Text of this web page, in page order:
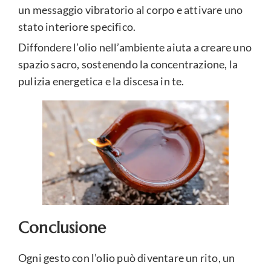
un messaggio vibratorio al corpo e attivare uno
stato interiore specifico.
Diffondere l’olio nell’ambiente aiuta a creare uno
spazio sacro, sostenendo la concentrazione, la
pulizia energetica e la discesa in te.
Conclusione
Ogni gesto con l’olio può diventare un rito, un